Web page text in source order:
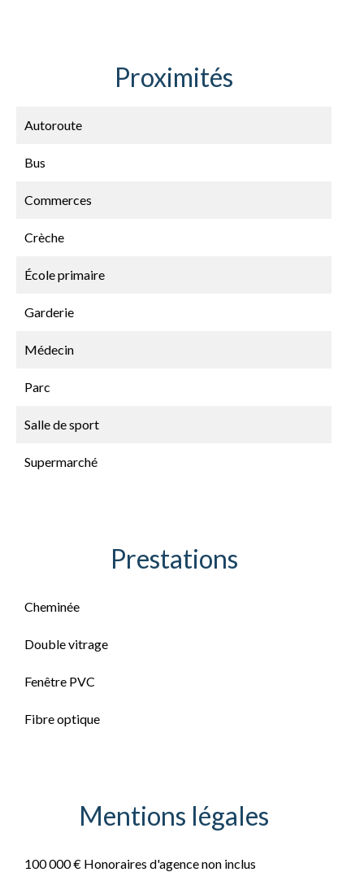
Proximités
Autoroute
Bus
Commerces
Crèche
École primaire
Garderie
Médecin
Parc
Salle de sport
Supermarché
Prestations
Cheminée
Double vitrage
Fenêtre PVC
Fibre optique
Mentions légales
100 000 € Honoraires d'agence non inclus